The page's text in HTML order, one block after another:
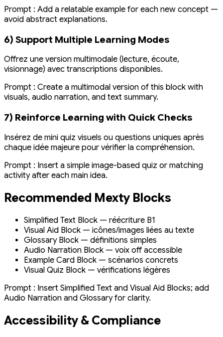
Prompt : Add a relatable example for each new concept —
avoid abstract explanations.
6) Support Multiple Learning Modes
Offrez une version multimodale (lecture, écoute,
visionnage) avec transcriptions disponibles.
Prompt : Create a multimodal version of this block with
visuals, audio narration, and text summary.
7) Reinforce Learning with Quick Checks
Insérez de mini quiz visuels ou questions uniques après
chaque idée majeure pour vérifier la compréhension.
Prompt : Insert a simple image-based quiz or matching
activity after each main idea.
Recommended Mexty Blocks
Simplified Text Block — réécriture B1
Visual Aid Block — icônes/images liées au texte
Glossary Block — définitions simples
Audio Narration Block — voix off accessible
Example Card Block — scénarios concrets
Visual Quiz Block — vérifications légères
Prompt : Insert Simplified Text and Visual Aid Blocks; add
Audio Narration and Glossary for clarity.
Accessibility & Compliance